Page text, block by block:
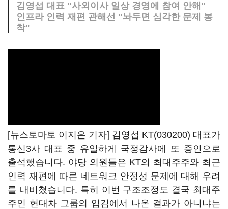
김영섭 대표 "사외이사 일상 경영에 참여 안해"
인프라 인력 재편 관해선 "놔두면 심각한 문제 봉
착"
[뉴스토마토 이지은 기자] 김영섭 KT(030200) 대표가
통신3사 대표 중 유일하게 국정감사에 또 증인으로
출석했습니다. 야당 의원들은 KT의 최대주주와 최근
인력 재편에 따른 네트워크 안정성 문제에 대해 우려
를 내비쳤습니다. 특히 이번 구조조정도 결국 최대주
주인 현대차 그룹의 입김에서 나온 결과가 아니냐는